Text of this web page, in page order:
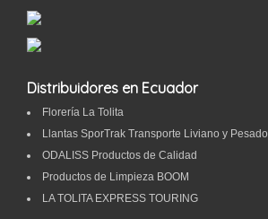
Distribuidores en Ecuador
Florería La Tolita
Llantas SporTrak Transporte Liviano y Pesado
ODALISS Productos de Calidad
Productos de Limpieza BOOM
LA TOLITA EXPRESS TOURING